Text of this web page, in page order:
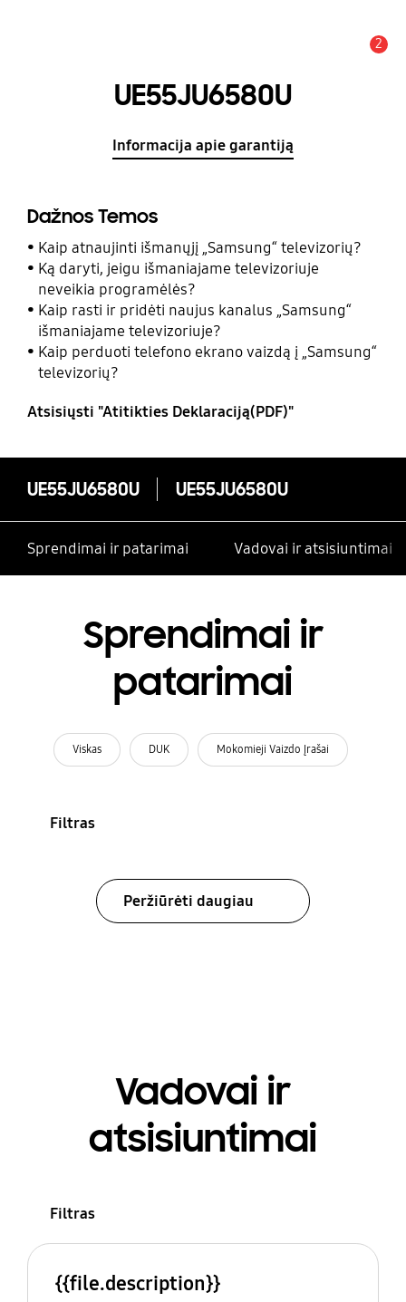
2
UE55JU6580U
Informacija apie garantiją
Dažnos Temos
Kaip atnaujinti išmanųjį „Samsung“ televizorių?
Ką daryti, jeigu išmaniajame televizoriuje
neveikia programėlės?
Kaip rasti ir pridėti naujus kanalus „Samsung“
išmaniajame televizoriuje?
Kaip perduoti telefono ekrano vaizdą į „Samsung“
televizorių?
Atsisiųsti "Atitikties Deklaraciją(PDF)"
UE55JU6580U UE55JU6580U
Sprendimai ir patarimai Vadovai ir atsisiuntimai
Sprendimai ir
patarimai
Viskas DUK Mokomieji Vaizdo Įrašai
Filtras
Peržiūrėti daugiau
Vadovai ir
atsisiuntimai
Filtras
{{file.description}}